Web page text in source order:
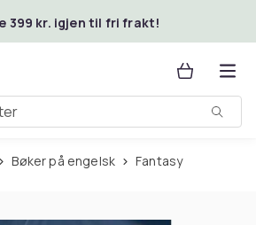
399 kr. igjen til fri frakt!
Bøker på engelsk Fantasy